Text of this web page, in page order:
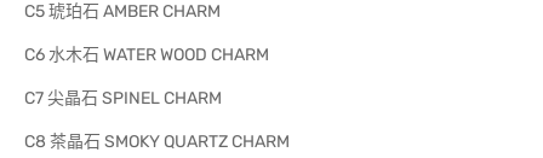
C5 琥珀石 AMBER CHARM
C6 水木石 WATER WOOD CHARM
C7 尖晶石 SPINEL CHARM
C8 茶晶石 SMOKY QUARTZ CHARM